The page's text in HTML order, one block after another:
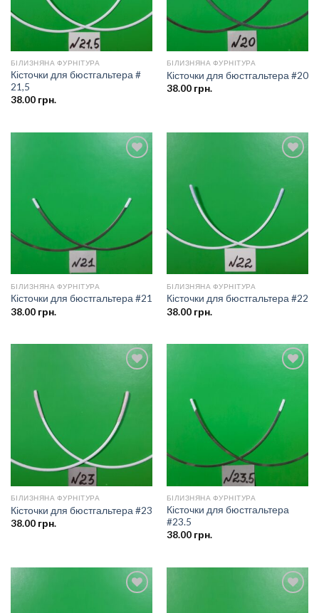
БІЛИЗНЯНА ФУРНІТУРА
Кісточки для бюстгальтера #
21,5
38.00грн.
БІЛИЗНЯНА ФУРНІТУРА
Кісточки для бюстгальтера #20
38.00грн.
бажань
БІЛИЗНЯНА ФУРНІТУРА
Кісточки для бюстгальтера #21
38.00грн.
списку
бажань
БІЛИЗНЯНА ФУРНІТУРА
Кісточки для бюстгальтера #22
38.00грн.
до
списку
бажань
БІЛИЗНЯНА ФУРНІТУРА
Кісточки для бюстгальтера #23
38.00грн.
списку
бажань
БІЛИЗНЯНА ФУРНІТУРА
Кісточки для бюстгальтера
#23.5
38.00грн.